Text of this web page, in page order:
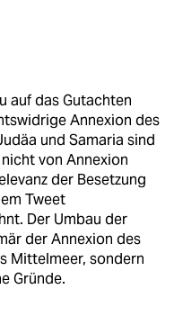
auf das Gutachten
Annexion des
und Samaria sind
von Annexion
der Besetzung
Tweet
Der Umbau der
der Annexion des
Mittelmeer, sondern
Gründe.